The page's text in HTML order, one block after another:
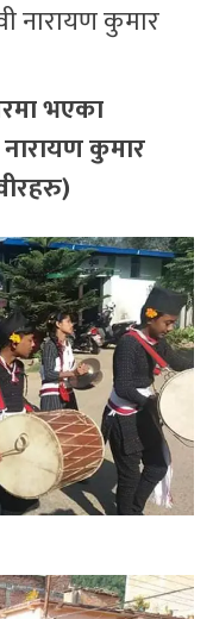
नारायण कुमार
भएका
नारायण कुमार